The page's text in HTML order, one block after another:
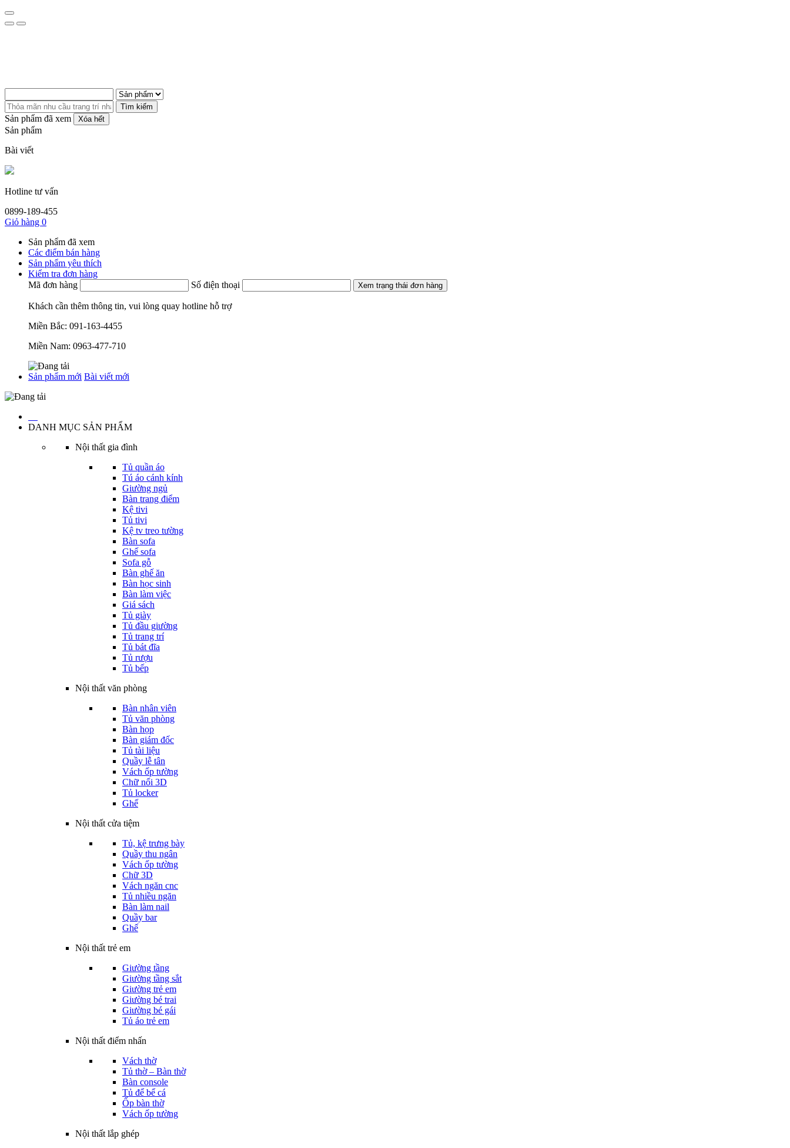
Tìm kiếm
Sản phẩm đã xem Xóa hết
Sản phẩm
Bài viết
Hotline tư vấn
0899-189-455
Giỏ hàng 0
Sản phẩm đã xem
Các điểm bán hàng
Sản phẩm yêu thích
Kiểm tra đơn hàng
Mã đơn hàng
Số điện thoại Xem trạng thái đơn hàng
Khách cần thêm thông tin, vui lòng quay hotline hỗ trợ
Miền Bắc: 091-163-4455
Miền Nam: 0963-477-710
Sản phẩm mới Bài viết mới
DANH MỤC SẢN PHẨM
Nội thất gia đình
Tủ quần áo
Tú áo cánh kính
Giường ngủ
Bàn trang điểm
Kệ tivi
Tủ tivi
Kệ tv treo tường
Bàn sofa
Ghế sofa
Sofa gỗ
Bàn ghế ăn
Bàn học sinh
Bàn làm việc
Giá sách
Tủ giày
Tủ đầu giường
Tủ trang trí
Tủ bát đĩa
Tủ rượu
Tủ bếp
Nội thất văn phòng
Bàn nhân viên
Tủ văn phòng
Bàn họp
Bàn giám đốc
Tủ tài liệu
Quầy lễ tân
Vách ốp tường
Chữ nổi 3D
Tủ locker
Ghế
Nội thất cửa tiệm
Tủ, kệ trưng bày
Quầy thu ngân
Vách ốp tường
Chữ 3D
Vách ngăn cnc
Tủ nhiều ngăn
Bàn làm nail
Quầy bar
Ghế
Nội thất trẻ em
Giường tầng
Giường tầng sắt
Giường trẻ em
Giường bé trai
Giường bé gái
Tủ áo trẻ em
Nội thất điểm nhấn
Vách thờ
Tủ thờ – Bàn thờ
Bàn console
Tủ để bể cá
Ốp bàn thờ
Vách ốp tường
Nội thất lắp ghép